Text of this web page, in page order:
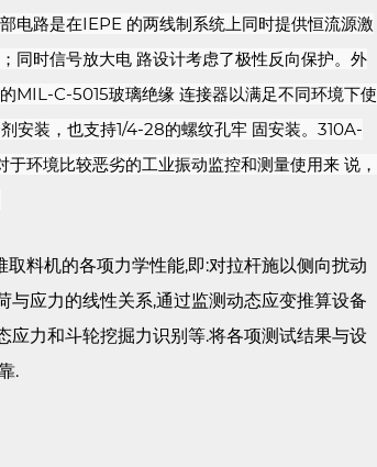
电路是在IEPE 的两线制系统上同时提供恒流源激
同时信号放大电 路设计考虑了极性反向保护。外
MIL-C-5015玻璃绝缘 连接器以满足不同环境下使
安装，也支持1/4-28的螺纹孔牢 固安装。310A-
环境比较恶劣的工业振动监控和测量使用来 说，
料机的各项力学性能,即:对拉杆施以侧向扰动
应力的线性关系,通过监测动态应变推算设备
应力和斗轮挖掘力识别等.将各项测试结果与设
.